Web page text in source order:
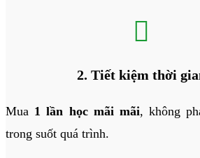

2. Tiết kiệm thời
Mua 1 lần học mãi mãi, không
trong suốt quá trình.